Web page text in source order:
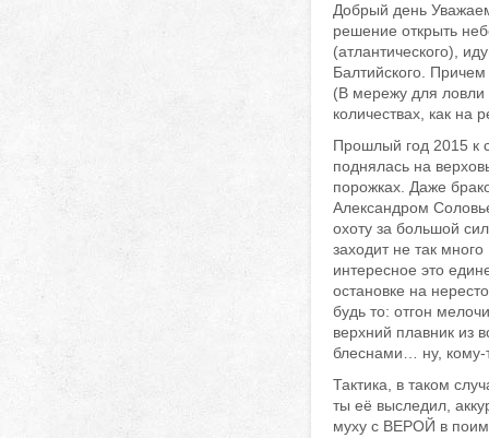
Добрый день
решение открыть
(атлантического),
Балтийского.
(В мережу для ловли
количествах, как на
Прошлый год 2015 к
поднялась на
порожках. Даже
Александром
охоту за большой
заходит не так
интересное это
остановке на
будь то: отгон
верхний плавник из
блеснами… ну, кому-
Тактика, в таком
ты её выследил,
муху с ВЕРОЙ в